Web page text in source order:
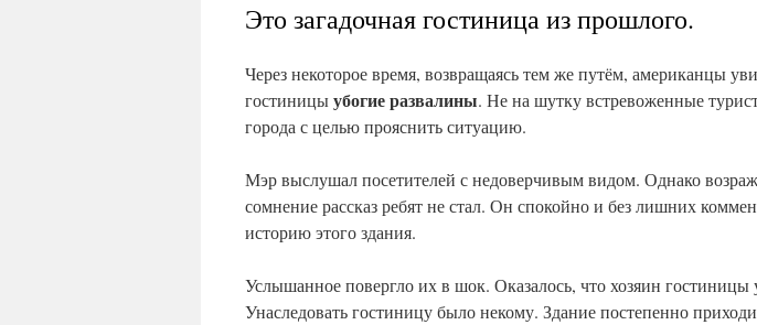
Это загадочная гостиница из прошлого.
Через некоторое время, возвращаясь тем же путём, американцы
гостиницыубогие развалины. Не на шутку встревоженные
города с целью прояснить ситуацию.
Мэр выслушал посетителей с недоверчивым видом. Однако
сомнение рассказ ребят не стал. Он спокойно и без лишних
историю этого здания.
Услышанное повергло их в шок. Оказалось, что хозяин гостиницы
Унаследовать гостиницу было некому. Здание постепенно